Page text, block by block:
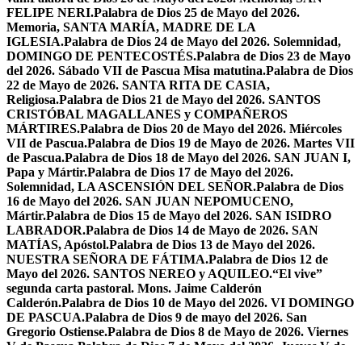
FELIPE NERI.Palabra de Dios 25 de Mayo del 2026.
Memoria, SANTA MARÍA, MADRE DE LA
IGLESIA.Palabra de Dios 24 de Mayo del 2026. Solemnidad,
DOMINGO DE PENTECOSTÉS.Palabra de Dios 23 de Mayo
del 2026. Sábado VII de Pascua Misa matutina.Palabra de Dios
22 de Mayo de 2026. SANTA RITA DE CASIA,
Religiosa.Palabra de Dios 21 de Mayo del 2026. SANTOS
CRISTÓBAL MAGALLANES y COMPAÑEROS
MÁRTIRES.Palabra de Dios 20 de Mayo del 2026. Miércoles
VII de Pascua.Palabra de Dios 19 de Mayo de 2026. Martes VII
de Pascua.Palabra de Dios 18 de Mayo del 2026. SAN JUAN I,
Papa y Mártir.Palabra de Dios 17 de Mayo del 2026.
Solemnidad, LA ASCENSIÓN DEL SEÑOR.Palabra de Dios
16 de Mayo del 2026. SAN JUAN NEPOMUCENO,
Mártir.Palabra de Dios 15 de Mayo del 2026. SAN ISIDRO
LABRADOR.Palabra de Dios 14 de Mayo de 2026. SAN
MATÍAS, Apóstol.Palabra de Dios 13 de Mayo del 2026.
NUESTRA SEÑORA DE FÁTIMA.Palabra de Dios 12 de
Mayo del 2026. SANTOS NEREO y AQUILEO.“El vive”
segunda carta pastoral. Mons. Jaime Calderón
Calderón.Palabra de Dios 10 de Mayo del 2026. VI DOMINGO
DE PASCUA.Palabra de Dios 9 de mayo del 2026. San
Gregorio Ostiense.Palabra de Dios 8 de Mayo de 2026. Viernes